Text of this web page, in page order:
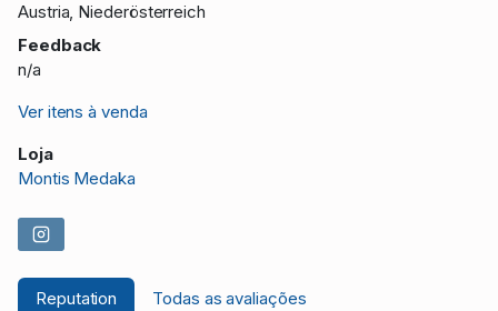
Austria, Niederösterreich
Feedback
n/a
Ver itens à venda
Loja
Montis Medaka
Reputation
Todas as avaliações